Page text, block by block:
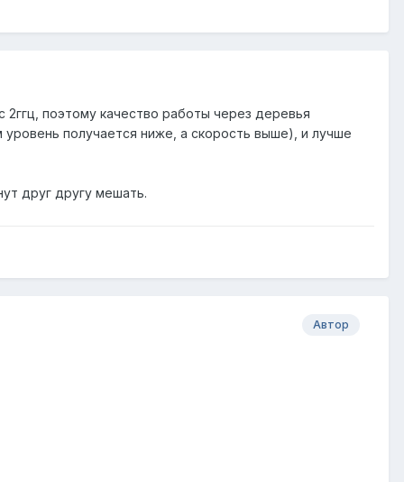
поэтому качество работы через деревья
получается ниже, а скорость выше), и лучше
друг другу мешать.
Автор